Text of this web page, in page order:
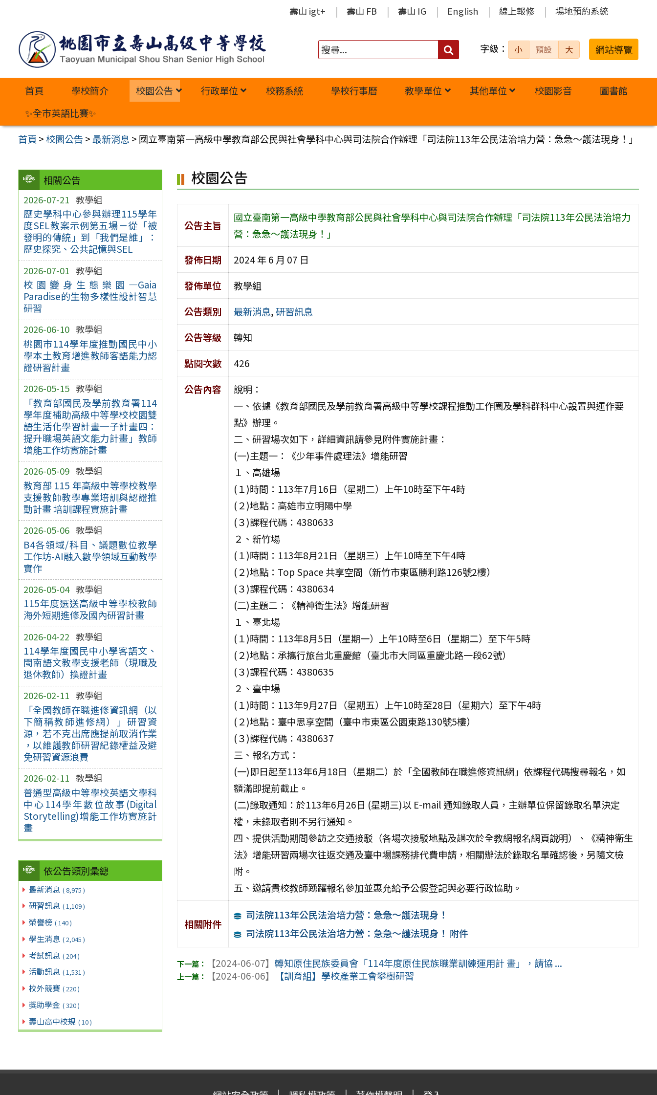
內
壽山 igt+ 壽山 FB 壽山 IG English 線上報修 場地預約系統
搜
字級： 小 預設 大 網站導覽
首頁 學校簡介 校園公告 行政單位 校務系統 學校行事曆 教學單位 其他單位 校園影音
圖書館
✨全市英語比賽✨
首頁 >校園公告 >最新消息 > 國立臺南第一高級中學教育部公民與社會學科中心與司法院合作辦理「司法院113年公民法治培力營：急急～護法現身！」
相關公告
2026-07-21 教學組
歷史學科中心參與辦理115學年
度SEL教案示例第五場－從「被
發明的傳統」到「我們是誰」：
歷史探究、公共記憶與SEL
2026-07-01 教學組
校園變身生態樂園—Gaia
Paradise的生物多樣性設計智慧
研習
2026-06-10 教學組
桃園市114學年度推動國民中小
學本土教育增進教師客語能力認
證研習計畫
2026-05-15 教學組
「教育部國民及學前教育署114
學年度補助高級中等學校校園雙
語生活化學習計畫─子計畫四：
提升職場英語文能力計畫」教師
增能工作坊實施計畫
2026-05-09 教學組
教育部 115 年高級中等學校教學
支援教師教學專業培訓與認證推
動計畫 培訓課程實施計畫
2026-05-06 教學組
B4各領域/科目、議題數位教學
工作坊-AI融入數學領域互動教學
實作
2026-05-04 教學組
115年度選送高級中等學校教師
海外短期進修及國內研習計畫
2026-04-22 教學組
114學年度國民中小學客語文、
閩南語文教學支援老師（現職及
退休教師）換證計畫
2026-02-11 教學組
「全國教師在職進修資訊網（以
下簡稱教師進修網）」研習資
源，若不克出席應提前取消作業
，以維護教師研習紀錄權益及避
免研習資源浪費
2026-02-11 教學組
普通型高級中等學校英語文學科
中心114學年數位故事(Digital
Storytelling)增能工作坊實施計
畫
依公告類別彙總
最新消息 ( 8,975 )
研習訊息 ( 1,109 )
榮譽榜 ( 140 )
學生消息 ( 2,045 )
考試訊息 ( 204 )
活動訊息 ( 1,531 )
校外競賽 ( 220 )
獎助學金 ( 320 )
壽山高中校規 ( 10 )
校園公告
公告主旨
國立臺南第一高級中學教育部公民與社會學科中心與司法院合作辦理「司法院113年公民法治培力
營：急急～護法現身！」
發佈日期
2024 年 6 月 07 日
發佈單位
教學組
公告類別
最新消息,研習訊息
公告等級
轉知
點閱次數
426
公告內容
說明：
一、依據《教育部國民及學前教育署高級中等學校課程推動工作圈及學科群科中心設置與運作要
點》辦理。
二、研習場次如下，詳細資訊請參見附件實施計畫：
(一)主題一：《少年事件處理法》增能研習
１、高雄場
(１)時間：113年7月16日（星期二）上午10時至下午4時
(２)地點：高雄市立明陽中學
(３)課程代碼：4380633
２、新竹場
(１)時間：113年8月21日（星期三）上午10時至下午4時
(２)地點：Top Space 共享空間（新竹市東區勝利路126號2樓）
(３)課程代碼：4380634
(二)主題二：《精神衛生法》增能研習
１、臺北場
(１)時間：113年8月5日（星期一）上午10時至6日（星期二）至下午5時
(２)地點：承攜行旅台北重慶館（臺北市大同區重慶北路一段62號）
(３)課程代碼：4380635
２、臺中場
(１)時間：113年9月27日（星期五）上午10時至28日（星期六）至下午4時
(２)地點：臺中思享空間（臺中市東區公園東路130號5樓）
(３)課程代碼：4380637
三、報名方式：
(一)即日起至113年6月18日（星期二）於「全國教師在職進修資訊網」依課程代碼搜尋報名，如
額滿即提前截止。
(二)錄取通知：於113年6月26日 (星期三)以 E-mail 通知錄取人員，主辦單位保留錄取名單決定
權，未錄取者則不另行通知。
四、提供活動期間參訪之交通接駁（各場次接駁地點及趟次於全教網報名網頁說明）、《精神衛生
法》增能研習兩場次往返交通及臺中場課務排代費申請，相關辦法於錄取名單確認後，另隨文檢
附。
五、邀請貴校教師踴躍報名參加並惠允給予公假登記與必要行政協助。
相關附件
司法院113年公民法治培力營：急急～護法現身！
司法院113年公民法治培力營：急急～護法現身！ 附件
【2024-06-07】轉知原住民族委員會「114年度原住民族職業訓練運用計 畫」，請協 ...
【2024-06-06】
【訓育組】學校產業工會攀樹研習